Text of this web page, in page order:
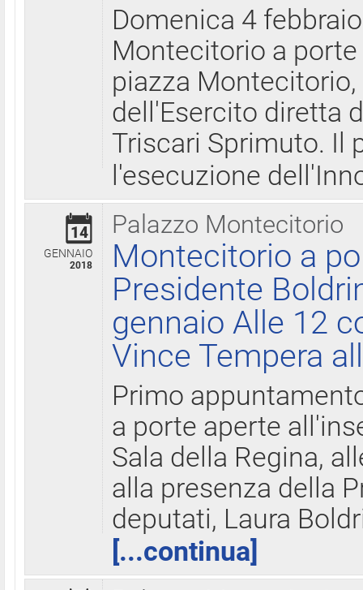
Domenica 4
Montecitorio a
piazza
dell'Esercito diretta
Triscari Sprimuto. Il
l'esecuzione
Palazzo Montecitorio
14
GENNAIO
2018
Montecitorio a
Presidente
gennaio Alle 12
Vince Tempera
Primo
a porte aperte
Sala della Regina,
alla presenza della
deputati, Laura
[...continua]